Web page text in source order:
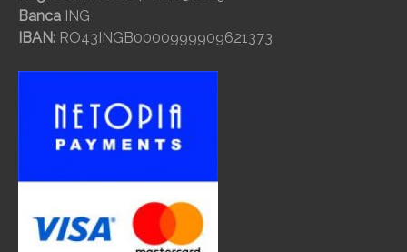
Banca ING
IBAN: RO43INGB0000999909621373